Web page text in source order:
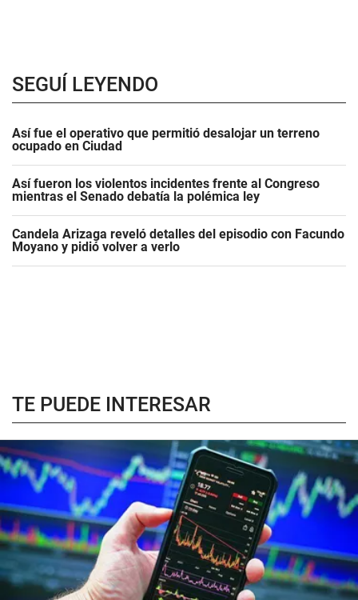
SEGUÍ LEYENDO
Así fue el operativo que permitió desalojar un terreno
ocupado en Ciudad
Así fueron los violentos incidentes frente al Congreso
mientras el Senado debatía la polémica ley
Candela Arizaga reveló detalles del episodio con Facundo
Moyano y pidió volver a verlo
TE PUEDE INTERESAR